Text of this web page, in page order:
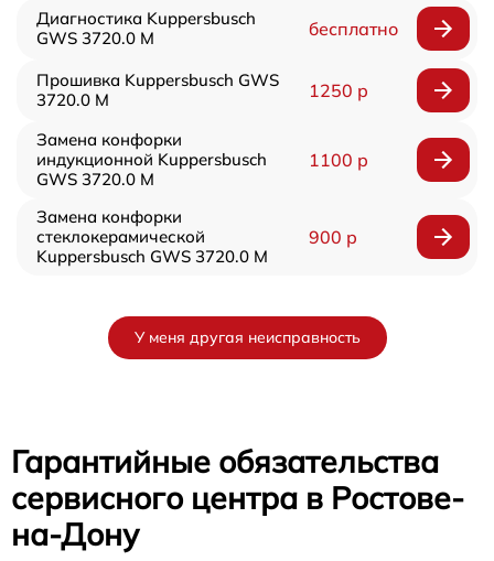
Диагностика Kuppersbusch
GWS 3720.0 M
бесплатно
Прошивка Kuppersbusch GWS
3720.0 M
1250 р
Замена конфорки
индукционной Kuppersbusch
GWS 3720.0 M
1100 р
Замена конфорки
стеклокерамической
Kuppersbusch GWS 3720.0 M
900 р
У меня другая неисправность
Гарантийные обязательства
сервисного центра в Ростове-
на-Дону